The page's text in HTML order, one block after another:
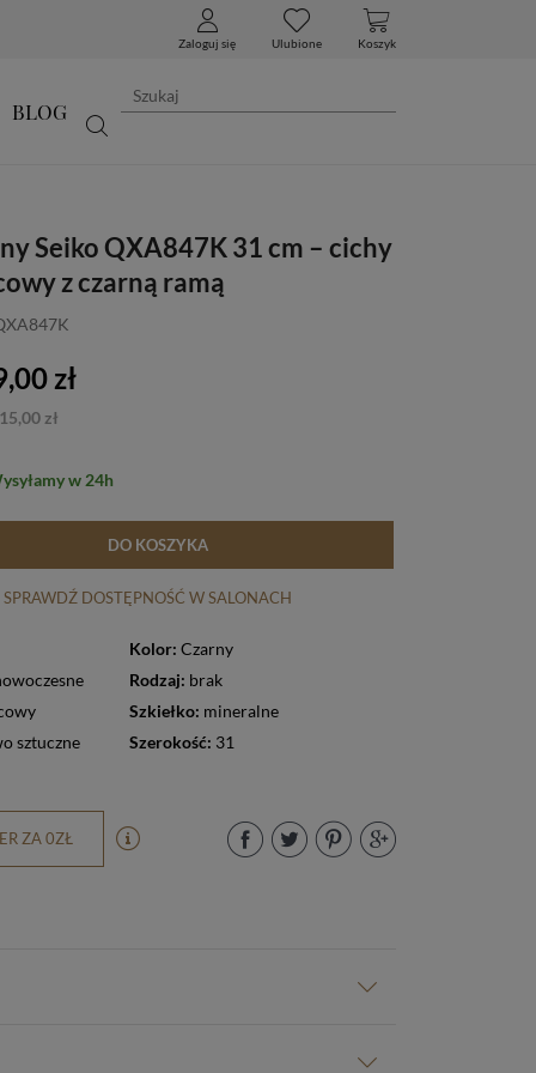
Zaloguj się Ulubione Koszyk
BLOG
Seiko QXA847K 31 cm – cichy
z czarną ramą
zł
zł
w 24h
DO KOSZYKA
SPRAWDŹ DOSTĘPNOŚĆ W SALONACH
Kolor: Czarny
Rodzaj: brak
Szkiełko: mineralne
sztuczne Szerokość: 31
ZA 0ZŁ